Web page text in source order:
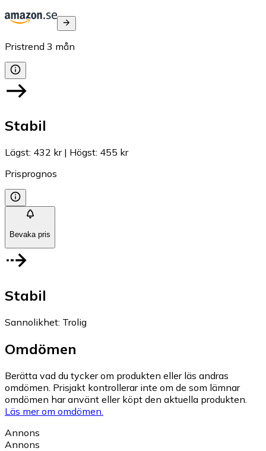
Pristrend 3 mån
Stabil
Lägst: 432 kr| Högst: 455 kr
Prisprognos
Bevaka pris
Stabil
Sannolikhet: Trolig
Omdömen
Berätta vad du tycker om produkten eller läs andras
omdömen. Prisjakt kontrollerar inte om de som lämnar
omdömen har använt eller köpt den aktuella produkten.
Läs mer om omdömen.
Annons
Annons